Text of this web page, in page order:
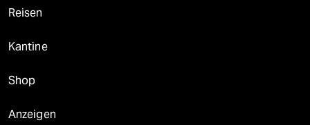
Reisen
Kantine
Shop
Anzeigen